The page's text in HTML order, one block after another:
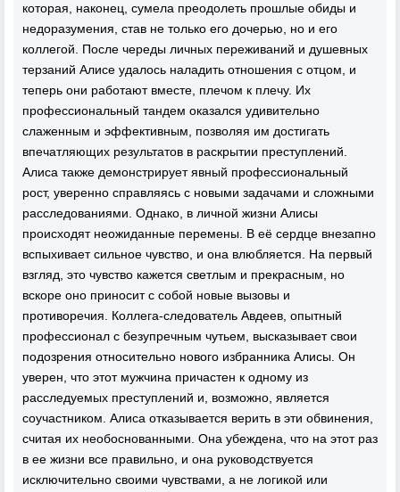
которая, наконец, сумела преодолеть прошлые обиды и
недоразумения, став не только его дочерью, но и его
коллегой. После череды личных переживаний и душевных
терзаний Алисе удалось наладить отношения с отцом, и
теперь они работают вместе, плечом к плечу. Их
профессиональный тандем оказался удивительно
слаженным и эффективным, позволяя им достигать
впечатляющих результатов в раскрытии преступлений.
Алиса также демонстрирует явный профессиональный
рост, уверенно справляясь с новыми задачами и сложными
расследованиями. Однако, в личной жизни Алисы
происходят неожиданные перемены. В её сердце внезапно
вспыхивает сильное чувство, и она влюбляется. На первый
взгляд, это чувство кажется светлым и прекрасным, но
вскоре оно приносит с собой новые вызовы и
противоречия. Коллега-следователь Авдеев, опытный
профессионал с безупречным чутьем, высказывает свои
подозрения относительно нового избранника Алисы. Он
уверен, что этот мужчина причастен к одному из
расследуемых преступлений и, возможно, является
соучастником. Алиса отказывается верить в эти обвинения,
считая их необоснованными. Она убеждена, что на этот раз
в ее жизни все правильно, и она руководствуется
исключительно своими чувствами, а не логикой или